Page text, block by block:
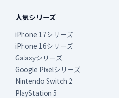
人気シリーズ
iPhone 17シリーズ
iPhone 16シリーズ
Galaxyシリーズ
Google Pixelシリーズ
Nintendo Switch 2
PlayStation 5